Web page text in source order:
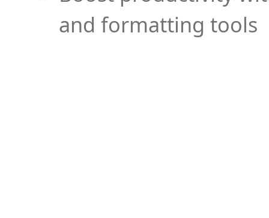
and formatting tools